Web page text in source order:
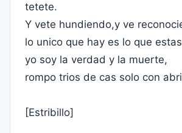
tetete.
Y vete hundiendo,y ve
lo unico que hay es lo que
yo soy la verdad y la muerte,
rompo trios de cas solo con
[Estribillo]